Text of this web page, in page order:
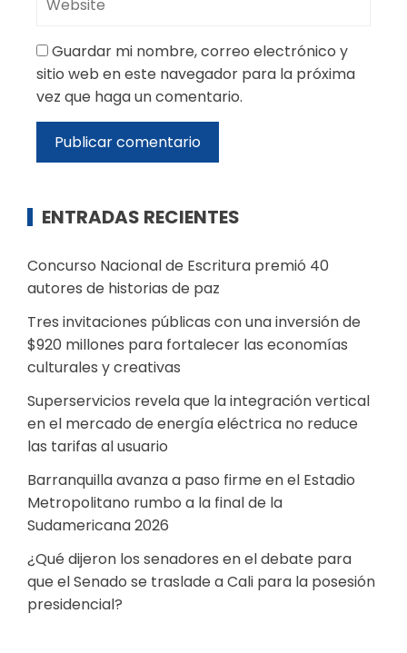
Guardar mi nombre, correo electrónico y
sitio web en este navegador para la próxima
vez que haga un comentario.
ENTRADAS RECIENTES
Concurso Nacional de Escritura premió 40
autores de historias de paz
Tres invitaciones públicas con una inversión de
$920 millones para fortalecer las economías
culturales y creativas
Superservicios revela que la integración vertical
en el mercado de energía eléctrica no reduce
las tarifas al usuario
Barranquilla avanza a paso firme en el Estadio
Metropolitano rumbo a la final de la
Sudamericana 2026
¿Qué dijeron los senadores en el debate para
que el Senado se traslade a Cali para la posesión
presidencial?